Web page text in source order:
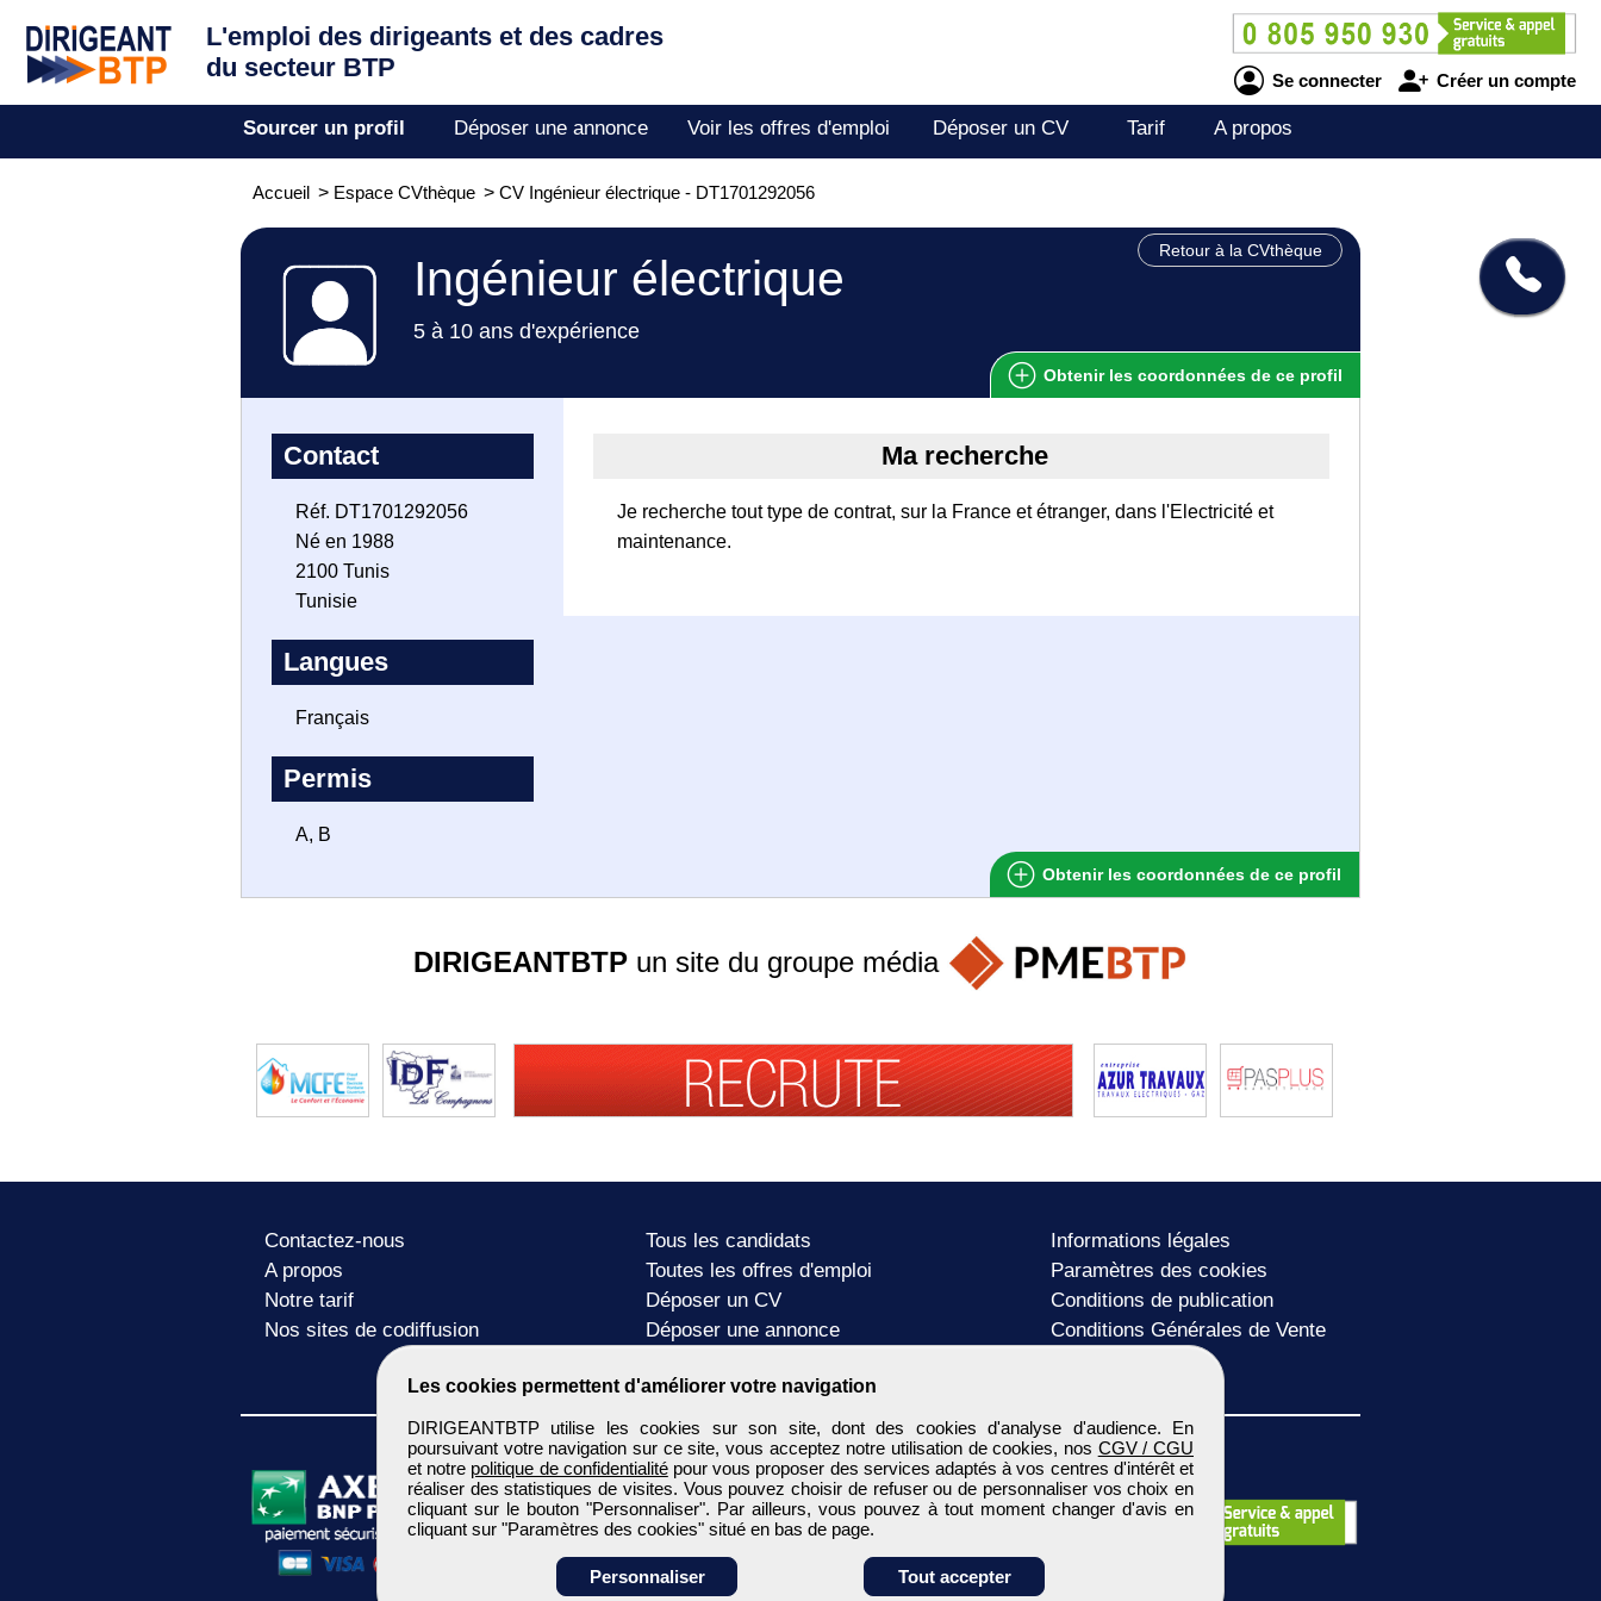
L'emploi des dirigeants et des cadres
du secteur BTP
Se connecter Créer un compte
Sourcer un profil Déposer une annonce Voir les offres d'emploi Déposer un CV Tarif A propos
Accueil > Espace CVthèque > CV Ingénieur électrique - DT1701292056
Retour à la CVthèque
Ingénieur électrique
5 à 10 ans d'expérience
Obtenir les coordonnées de ce profil
Contact
Réf. DT1701292056
Né en 1988
2100 Tunis
Tunisie
Langues
Français
Permis
A, B
Ma recherche
Je recherche tout type de contrat, sur la France et étranger, dans l'Electricité et
maintenance.
Obtenir les coordonnées de ce profil
Les cookies permettent d'améliorer votre navigation
DIRIGEANTBTP utilise les cookies sur son site, dont des cookies d'analyse d'audience. En
poursuivant votre navigation sur ce site, vous acceptez notre utilisation de cookies, nos CGV / CGU
et notre politique de confidentialitépour vous proposer des services adaptés à vos centres d'intérêt et
réaliser des statistiques de visites. Vous pouvez choisir de refuser ou de personnaliser vos choix en
cliquant sur le bouton "Personnaliser". Par ailleurs, vous pouvez à tout moment changer d'avis en
cliquant sur "Paramètres des cookies" situé en bas de page.
Personnaliser Tout accepter
DIRIGEANTBTPun site du groupe média
Contactez-nous
A propos
Notre tarif
Nos sites de codiffusion
Tous les candidats
Toutes les offres d'emploi
Déposer un CV
Déposer une annonce
Informations légales
Paramètres des cookies
Conditions de publication
Conditions Générales de Vente